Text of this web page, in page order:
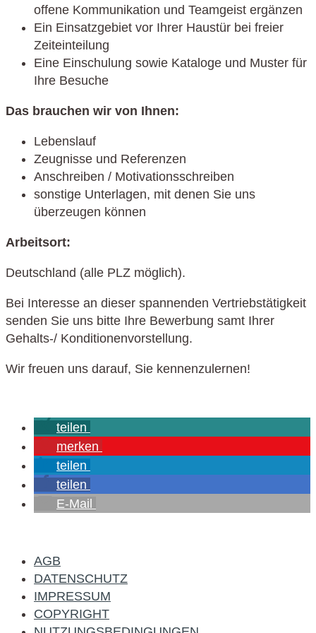
offene Kommunikation und Teamgeist ergänzen
Ein Einsatzgebiet vor Ihrer Haustür bei freier
Zeiteinteilung
Eine Einschulung sowie Kataloge und Muster für
Ihre Besuche
Das brauchen wir von Ihnen:
Lebenslauf
Zeugnisse und Referenzen
Anschreiben / Motivationsschreiben
sonstige Unterlagen, mit denen Sie uns
überzeugen können
Arbeitsort:
Deutschland (alle PLZ möglich).
Bei Interesse an dieser spannenden Vertriebstätigkeit
senden Sie uns bitte Ihre Bewerbung samt Ihrer
Gehalts-/ Konditionenvorstellung.
Wir freuen uns darauf, Sie kennenzulernen!
teilen
merken
teilen
teilen
E-Mail
AGB
DATENSCHUTZ
IMPRESSUM
COPYRIGHT